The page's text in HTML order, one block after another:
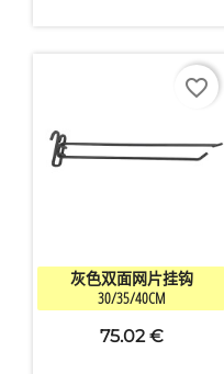
快速查看
灰色双面网片挂钩
30/35/40CM
75.02 €
favorite_border